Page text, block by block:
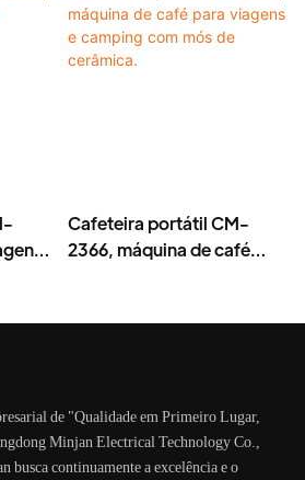
Cafeteira portátil CM-
2366, máquina de café
de "Qualidade em Primeiro Lugar,
Minjan Electrical Technology Co.,
continuamente a excelência e o